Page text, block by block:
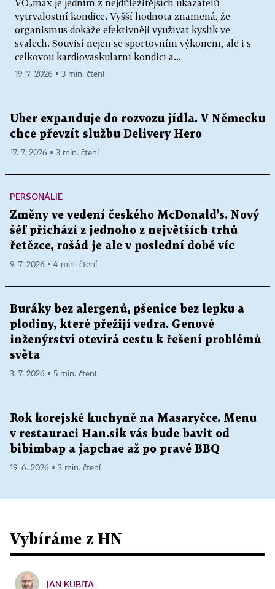
VO₂max je jedním z nejdůležitějších ukazatelů
vytrvalostní kondice. Vyšší hodnota znamená, že
organismus dokáže efektivněji využívat kyslík ve
svalech. Souvisí nejen se sportovním výkonem, ale i s
celkovou kardiovaskulární kondicí a...
19. 7. 2026 ▪ 3 min. čtení
Uber expanduje do rozvozu jídla. V Německu
chce převzít službu Delivery Hero
17. 7. 2026 ▪ 3 min. čtení
PERSONÁLIE
Změny ve vedení českého McDonald’s. Nový
šéf přichází z jednoho z největších trhů
řetězce, rošád je ale v poslední době víc
9. 7. 2026 ▪ 4 min. čtení
Buráky bez alergenů, pšenice bez lepku a
plodiny, které přežijí vedra. Genové
inženýrství otevírá cestu k řešení problémů
světa
3. 7. 2026 ▪ 5 min. čtení
Rok korejské kuchyně na Masaryčce. Menu
v restauraci Han.sik vás bude bavit od
bibimbap a japchae až po pravé BBQ
19. 6. 2026 ▪ 3 min. čtení
Vybíráme z HN
JAN KUBITA